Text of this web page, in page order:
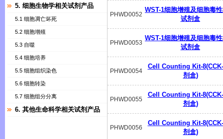
5. 细胞生物学相关试剂产品
5.1 细胞凋亡坏死
5.2 细胞增殖
5.3 自噬
5.4 细胞培养
5.5 细胞组织染色
5.6 细胞转染
5.7 细胞组分分离
6. 其他生命科学相关试剂产品
PHWD0052
WST-1细胞增殖及细胞毒
试剂盒
PHWD0053
WST-1细胞增殖及细胞毒
试剂盒
PHWD0054
Cell Counting Kit-
剂盒)
PHWD0055
Cell Counting Kit-
剂盒)
PHWD0056
Cell Counting Kit-
剂盒)